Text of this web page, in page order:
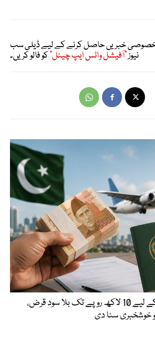
خصوصی خبریں حاصل کرنے کے لیے ڈیلی سب
نیوز"آفیشل واٹس ایپ چینل"کو فالو کریں۔
بیرون ملک جانے کے لیے 10 لاکھ روپے تک بلا سود قرض،
خوشخبری سنا دی